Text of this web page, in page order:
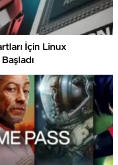
İçin Linux